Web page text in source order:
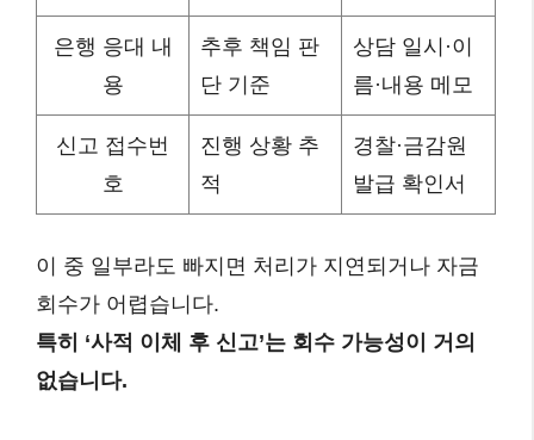
은행 응대 내
용
추후 책임 판
단 기준
상담 일시·이
름·내용 메모
신고 접수번
호
진행 상황 추
적
경찰·금감원
발급 확인서
이 중 일부라도 빠지면 처리가 지연되거나 자금
회수가 어렵습니다.
특히 ‘사적 이체 후 신고’는 회수 가능성이 거의
없습니다.